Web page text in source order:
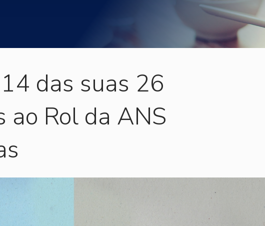
das suas 26
ao Rol da ANS